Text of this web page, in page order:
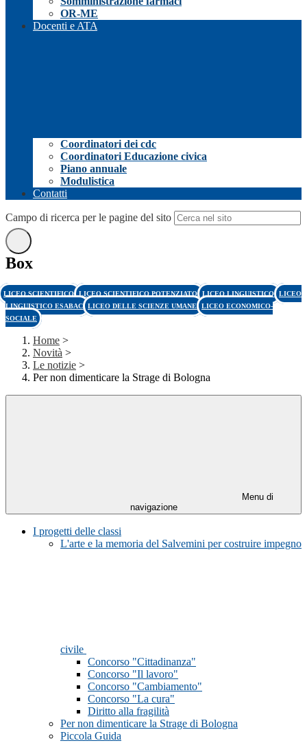
OR-ME
Docenti e ATA
Coordinatori dei cdc
Coordinatori Educazione civica
Piano annuale
Modulistica
Contatti
Campo di ricerca per le pagine del sito
Box
LICEO SCIENTIFICO LICEO SCIENTIFICO POTENZIATO LICEO LINGUISTICO LICEO
LINGUISTICO ESABAC LICEO DELLE SCIENZE UMANE LICEO ECONOMICO-
SOCIALE
Home >
Novità >
Le notizie >
Per non dimenticare la Strage di Bologna
Menu di
navigazione
I progetti delle classi
L'arte e la memoria del Salvemini per costruire impegno
civile
Concorso "Cittadinanza"
Concorso "Il lavoro"
Concorso "Cambiamento"
Concorso "La cura"
Diritto alla fragilità
Per non dimenticare la Strage di Bologna
Piccola Guida